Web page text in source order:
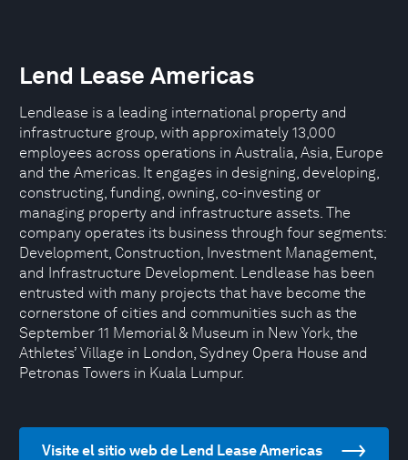
Lend Lease Americas
Lendlease is a leading international property and
infrastructure group, with approximately 13,000
employees across operations in Australia, Asia, Europe
and the Americas. It engages in designing, developing,
constructing, funding, owning, co-investing or
managing property and infrastructure assets. The
company operates its business through four segments:
Development, Construction, Investment Management,
and Infrastructure Development. Lendlease has been
entrusted with many projects that have become the
cornerstone of cities and communities such as the
September 11 Memorial & Museum in New York, the
Athletes’ Village in London, Sydney Opera House and
Petronas Towers in Kuala Lumpur.
Visite el sitio web de Lend Lease Americas